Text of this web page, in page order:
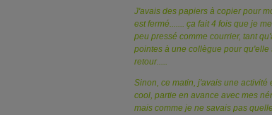
J'avais des papiers à copier pour
est fermé....... ça fait 4 fois que je
peu pressé comme courrier, tant
pointes à une collègue pour
retour.....
Sinon, ce matin, j'avais une activité
cool, partie en avance avec mes
mais comme je ne savais pas